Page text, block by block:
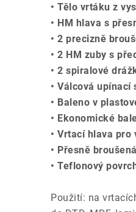
• Tělo vrtáku z
• HM hlava s
• 2 precizně
• 2 HM zuby s
• 2 spiralové
• Válcová
• Baleno v
• Ekonomické
• Vrtací hlava
• Přesně
• Teflonový
Použití: na